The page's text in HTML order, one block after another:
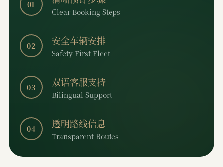
01
Clear Booking Steps
02 安全车辆安排
Safety First Fleet
03 双语客服支持
Bilingual Support
04 透明路线信息
Transparent Routes